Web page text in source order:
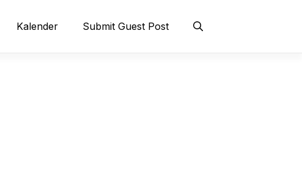
Kalender Submit Guest Post